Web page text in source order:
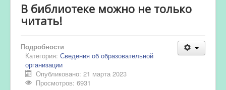
В библиотеке можно не только
читать!
Подробности
Категория: Сведения об образовательной
организации
Опубликовано: 21 марта 2023
Просмотров: 6931